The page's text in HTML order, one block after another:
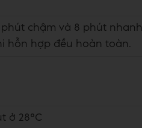
phút chậm và 8 phút
hỗn hợp đều hoàn toàn.
ở 28°C